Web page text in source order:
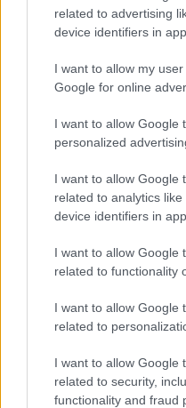
related to advertising
device identifiers in
I want to allow my
Google for online
I want to allow Google
personalized
I want to allow Google
related to analytics
device identifiers in
I want to allow Google
related to functionality
I want to allow Google
related to
I want to allow Google
related to security,
functionality and fraud
Η ζήτηση
εκατ. βαρέλια
της αύξησης
Κόσμος|11.08.2023